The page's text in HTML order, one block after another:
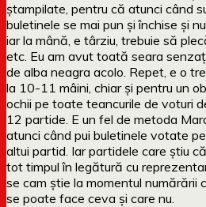
ștampilate, pentru că atunci când
buletinele se mai pun și închise și
iar la mână, e târziu, trebuie să
etc. Eu am avut toată seara
de alba neagra acolo. Repet, e o
la 10-11 mâini, chiar și pentru un
ochii pe toate teancurile de voturi
12 partide. E un fel de metoda
atunci când pui buletinele votate
altui partid. Iar partidele care știu
tot timpul în legătură cu
se cam știe la momentul numărării
se poate face ceva și care nu.